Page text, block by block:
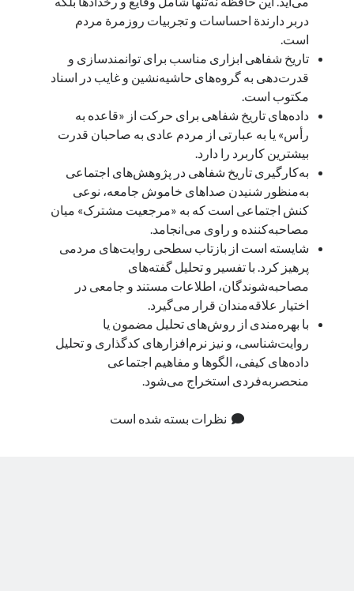
دربر دارندة احساسات و تجربیات روزمرة مردم
است.
تاریخ شفاهی ابزاری مناسب برای توانمندسازی و
قدرت‌دهی به گروه‌های حاشیه‌نشین و غایب در اسناد
مکتوب است.
داده‌های تاریخ شفاهی برای حرکت از «قاعده به
رأس» یا به عبارتی از مردم عادی به صاحبان قدرت
بیشترین کاربرد را دارد.
به‌کارگیری تاریخ شفاهی در پژوهش‌های اجتماعی
به‌منظور شنیدن صداهای خاموش جامعه، نوعی
کنش اجتماعی است که به «مرجعیت مشترک» میان
مصاحبه‌کننده و راوی می‌انجامد.
شایسته است از بازتاب سطحی روایت‌های مردمی
پرهیز کرد. با تفسیر و تحلیل گفته‌های
مصاحبه‌شوندگان، اطلاعات مستند و جامعی در
اختیار علاقه‌مندان قرار می‌گیرد.
با بهره‌مندی از روش‌های تحلیل مضمون یا
روایت‌شناسی، و نیز نرم‌افزارهای کدگذاری و تحلیل
داده‌های کیفی، الگوها و مفاهیم اجتماعی
منحصربه‌فردی استخراج می‌شود.
نظرات بسته شده است